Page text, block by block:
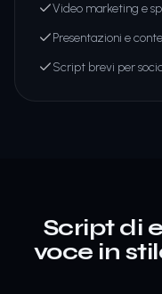
Video marketing e
Presentazioni e
Script brevi per
Script di
voce in